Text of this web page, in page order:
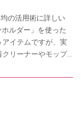
の活用術に詳しい
ルダー」を使った
イテムですが、実
リーナーやモップ